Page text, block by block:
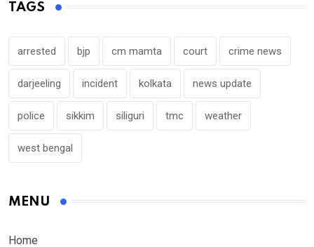
TAGS
arrested bjp cm mamta court crime news
darjeeling incident kolkata news update
police sikkim siliguri tmc weather
west bengal
MENU
Home